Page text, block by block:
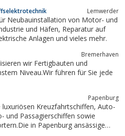
Lemwerder
Neubauinstallation von Motor- und
und Binnenschiffen, Elektrische Anlagen und vieles mehr.
Bremerhaven
wir Fertigbauten und
Niveau.Wir führen für Sie jede
Papenburg
Kreuzfahrtschiffen, Auto-
in Papenburg ansässige